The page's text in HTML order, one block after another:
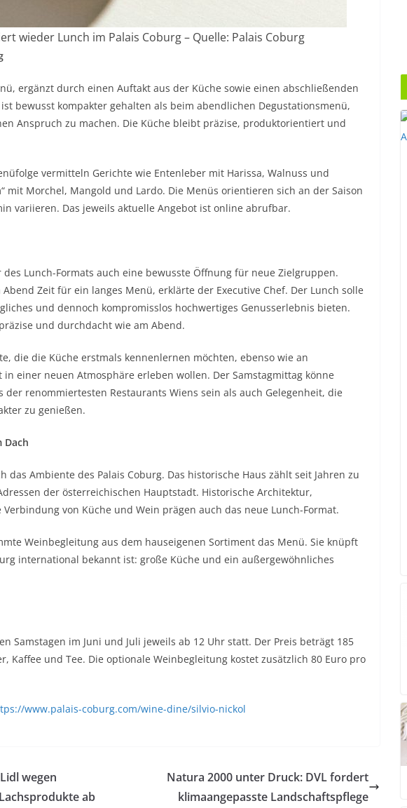
wieder Lunch im Palais Coburg – Quelle: Palais Coburg
ergänzt durch einen Auftakt aus der Küche sowie einen abschließenden
bewusst kompakter gehalten als beim abendlichen Degustationsmenü,
Anspruch zu machen. Die Küche bleibt präzise, produktorientiert und
vermitteln Gerichte wie Entenleber mit Harissa, Walnuss und
mit Morchel, Mangold und Lardo. Die Menüs orientieren sich an der Saison
variieren. Das jeweils aktuelle Angebot ist online abrufbar.
des Lunch-Formats auch eine bewusste Öffnung für neue Zielgruppen.
Zeit für ein langes Menü, erklärte der Executive Chef. Der Lunch solle
und dennoch kompromisslos hochwertiges Genusserlebnis bieten.
und durchdacht wie am Abend.
die die Küche erstmals kennenlernen möchten, ebenso wie an
in einer neuen Atmosphäre erleben wollen. Der Samstagmittag könne
der renommiertesten Restaurants Wiens sein als auch Gelegenheit, die
zu genießen.
Dach
das Ambiente des Palais Coburg. Das historische Haus zählt seit Jahren zu
der österreichischen Hauptstadt. Historische Architektur,
von Küche und Wein prägen auch das neue Lunch-Format.
Weinbegleitung aus dem hauseigenen Sortiment das Menü. Sie knüpft
international bekannt ist: große Küche und ein außergewöhnliches
Samstagen im Juni und Juli jeweils ab 12 Uhr statt. Der Preis beträgt 185
Kaffee und Tee. Die optionale Weinbegleitung kostet zusätzlich 80 Euro pro
www.palais-coburg.com/wine-dine/silvio-nickol
wegen
ab
Natura 2000 unter Druck: DVL fordert
klimaangepasste Landschaftspflege